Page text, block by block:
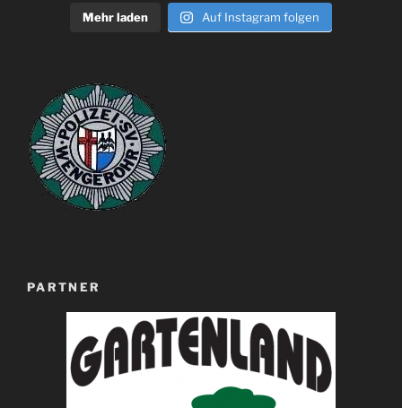
Mehr laden Auf Instagram folgen
PARTNER